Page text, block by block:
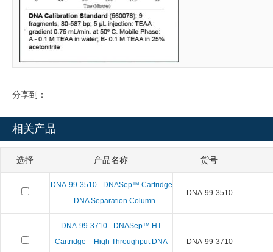
分享到：
相关产品
选择 产品名称 货号
DNA-99-3510 - DNASep™ Cartridge
– DNA Separation Column
DNA-99-3510
DNA-99-3710 - DNASep™ HT
Cartridge – High Throughput DNA
DNA-99-3710